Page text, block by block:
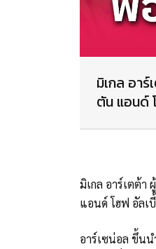
มิเกล อา
ตัน แอนด์
มิเกล อาร์เตต้า
แอนด์ โฮฟ อัลเ
อาร์เซน่อล ขึ้นน